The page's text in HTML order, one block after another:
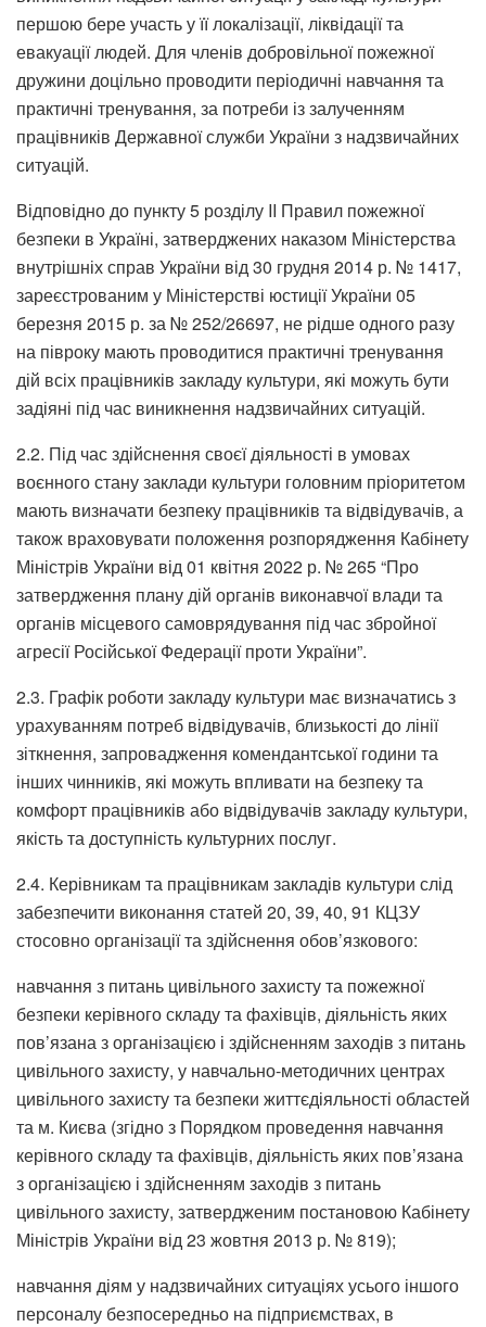
першою бере участь у її локалізації, ліквідації та
евакуації людей. Для членів добровільної пожежної
дружини доцільно проводити періодичні навчання та
практичні тренування, за потреби із залученням
працівників Державної служби України з надзвичайних
ситуацій.
Відповідно до пункту 5 розділу II Правил пожежної
безпеки в Україні, затверджених наказом Міністерства
внутрішніх справ України від 30 грудня 2014 р. № 1417,
зареєстрованим у Міністерстві юстиції України 05
березня 2015 р. за № 252/26697, не рідше одного разу
на півроку мають проводитися практичні тренування
дій всіх працівників закладу культури, які можуть бути
задіяні під час виникнення надзвичайних ситуацій.
2.2. Під час здійснення своєї діяльності в умовах
воєнного стану заклади культури головним пріоритетом
мають визначати безпеку працівників та відвідувачів, а
також враховувати положення розпорядження Кабінету
Міністрів України від 01 квітня 2022 р. № 265 “Про
затвердження плану дій органів виконавчої влади та
органів місцевого самоврядування під час збройної
агресії Російської Федерації проти України”.
2.3. Графік роботи закладу культури має визначатись з
урахуванням потреб відвідувачів, близькості до лінії
зіткнення, запровадження комендантської години та
інших чинників, які можуть впливати на безпеку та
комфорт працівників або відвідувачів закладу культури,
якість та доступність культурних послуг.
2.4. Керівникам та працівникам закладів культури слід
забезпечити виконання статей 20, 39, 40, 91 КЦЗУ
стосовно організації та здійснення обов’язкового:
навчання з питань цивільного захисту та пожежної
безпеки керівного складу та фахівців, діяльність яких
пов’язана з організацією і здійсненням заходів з питань
цивільного захисту, у навчально-методичних центрах
цивільного захисту та безпеки життєдіяльності областей
та м. Києва (згідно з Порядком проведення навчання
керівного складу та фахівців, діяльність яких пов’язана
з організацією і здійсненням заходів з питань
цивільного захисту, затвердженим постановою Кабінету
Міністрів України від 23 жовтня 2013 р. № 819);
навчання діям у надзвичайних ситуаціях усього іншого
персоналу безпосередньо на підприємствах, в